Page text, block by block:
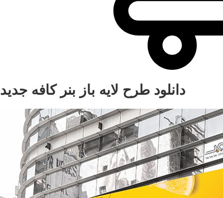
دانلود طرح لایه باز بنر کافه جدید